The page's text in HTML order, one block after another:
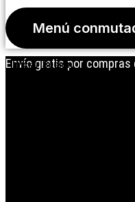
Menú
Envío gratis por compras
Iniciar Sesión